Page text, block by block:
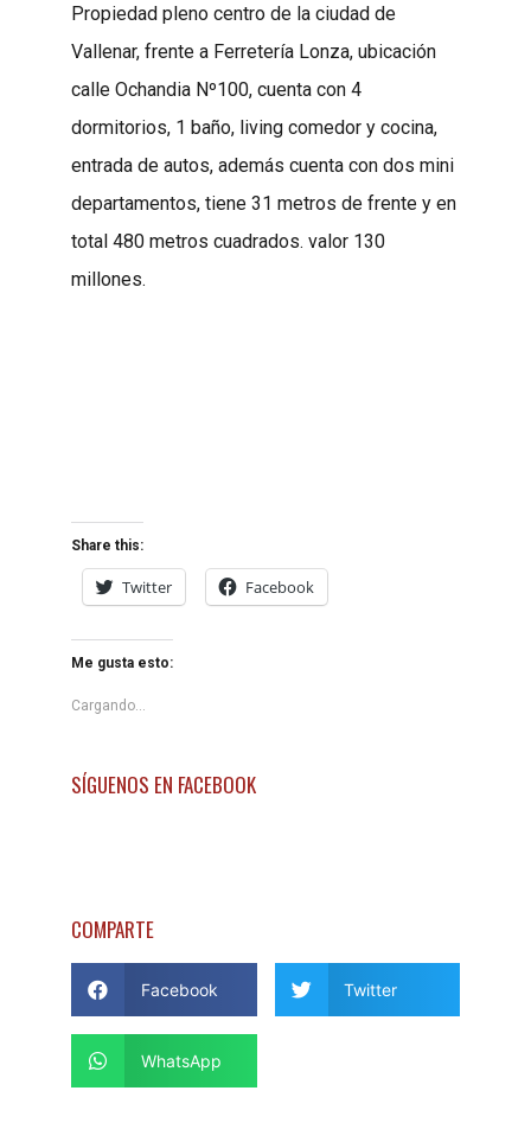
Propiedad pleno centro de la ciudad de
Vallenar, frente a Ferretería Lonza, ubicación
calle Ochandia Nº100, cuenta con 4
dormitorios, 1 baño, living comedor y cocina,
entrada de autos, además cuenta con dos mini
departamentos, tiene 31 metros de frente y en
total 480 metros cuadrados. valor 130
millones.
Share this:
Twitter Facebook
Me gusta esto:
Cargando...
SÍGUENOS EN FACEBOOK
COMPARTE
Facebook Twitter
WhatsApp